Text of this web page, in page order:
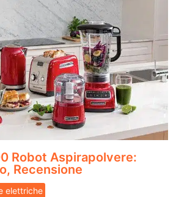
Robot Aspirapolvere:
Recensione
elettriche